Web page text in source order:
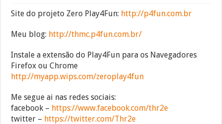
Site do projeto Zero Play4Fun: http://p4fun.com.br
Meu blog: http://thmc.p4fun.com.br/
Instale a extensão do Play4Fun para os Navegadores
Firefox ou Chrome
http://myapp.wips.com/zeroplay4fun
Me segue ai nas redes sociais:
facebook – https://www.facebook.com/thr2e
twitter – https://twitter.com/Thr2e